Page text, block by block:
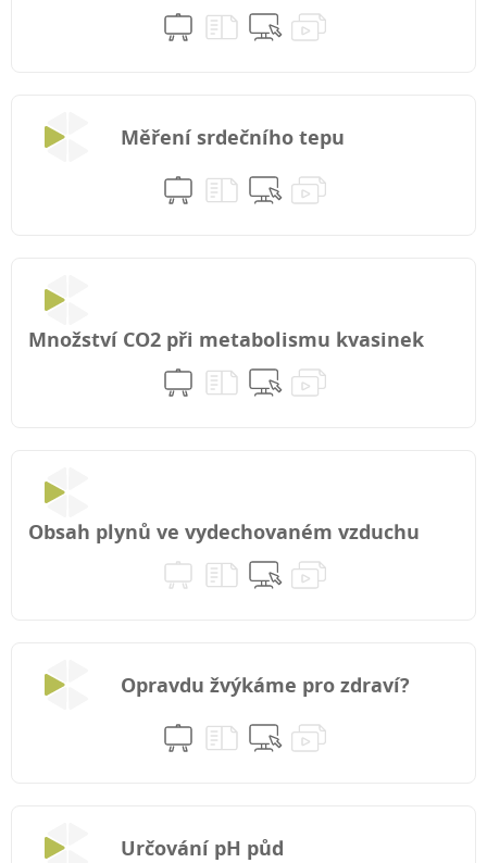
Měření srdečního tepu
Množství CO2 při metabolismu kvasinek
Obsah plynů ve vydechovaném vzduchu
Opravdu žvýkáme pro zdraví?
Určování pH půd